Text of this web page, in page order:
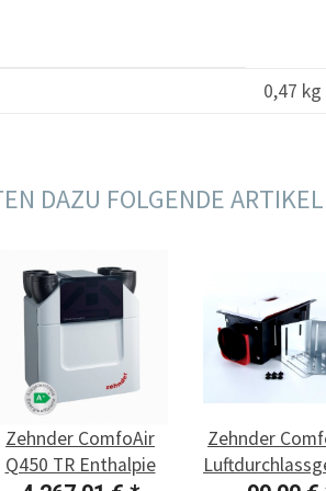
0,47 kg
DAZU FOLGENDE
Zehnder ComfoAir
Q450 TR Enthalpie
Zehnder